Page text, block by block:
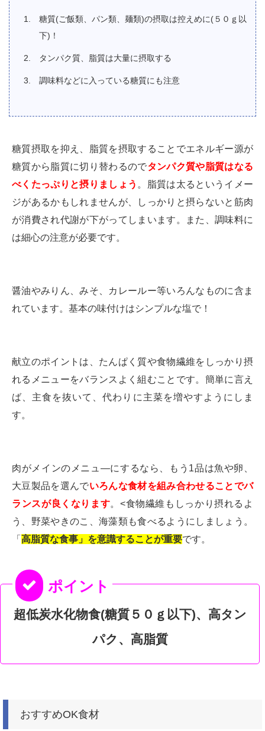
糖質(ご飯類、パン類、麺類)の摂取は控えめに(５０ｇ以
下)！
タンパク質、脂質は大量に摂取する
調味料などに入っている糖質にも注意
糖質摂取を抑え、脂質を摂取することでエネルギー源が
糖質から脂質に切り替わるのでタンパク質や脂質はなる
べくたっぷりと摂りましょう 。脂質は太るというイメー
ジがあるかもしれませんが、しっかりと摂らないと筋肉
が消費され代謝が下がってしまいます。また、調味料に
は細心の注意が必要です。
醤油やみりん、みそ、カレールー等いろんなものに含ま
れています。基本の味付けはシンプルな塩で！
献立のポイントは、たんぱく質や食物繊維をしっかり摂
れるメニューをバランスよく組むことです。簡単に言え
ば、主食を抜いて、代わりに主菜を増やすようにしま
す。
肉がメインのメニュ―にするなら、もう1品は魚や卵、
大豆製品を選んでいろんな食材を組み合わせることでバ
ランスが良くなります。<食物繊維もしっかり摂れるよ
う、野菜やきのこ、海藻類も食べるようにしましょう。
「 高脂質な食事」を意識することが重要です。
超低炭水化物食(糖質５０ｇ以下)、高タン
パク、高脂質
おすすめOK食材